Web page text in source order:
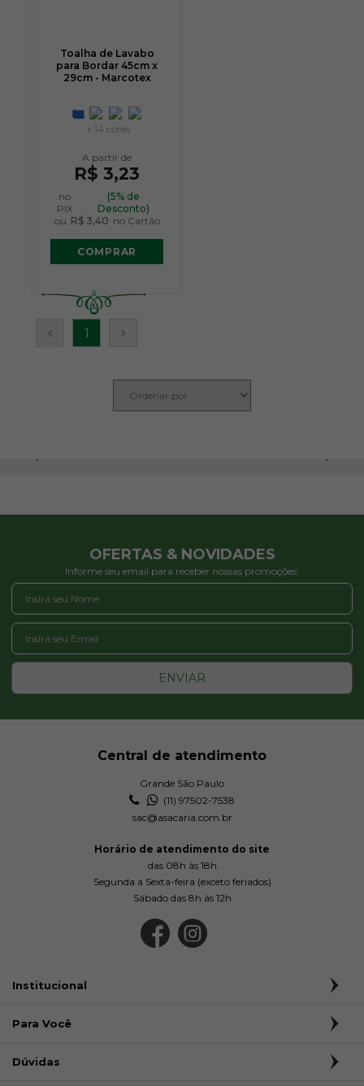
Toalha de Lavabo
para Bordar 45cm x
29cm - Marcotex
+ 14 cores
R$ 3,23
no
PIX
(5% de
Desconto)
ou R$ 3,40 no Cartão
COMPRAR
1
OFERTAS & NOVIDADES
Informe seu email para receber nossas promoções:
ENVIAR
Central de atendimento
Grande São Paulo
(11) 97502-7538
sac@asacaria.com.br
Horário de atendimento do site
das 08h às 18h
Segunda a Sexta-feira (exceto feriados)
Sábado das 8h às 12h
Institucional
Para Você
Dúvidas